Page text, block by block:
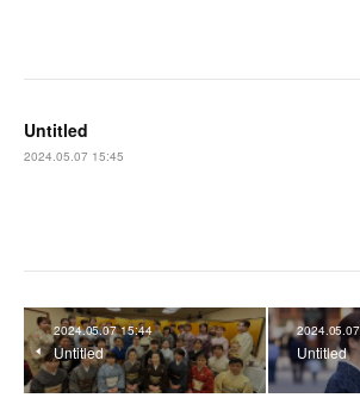
Untitled
2024.05.07 15:45
2024.05.07 15:44
Untitled Untitled